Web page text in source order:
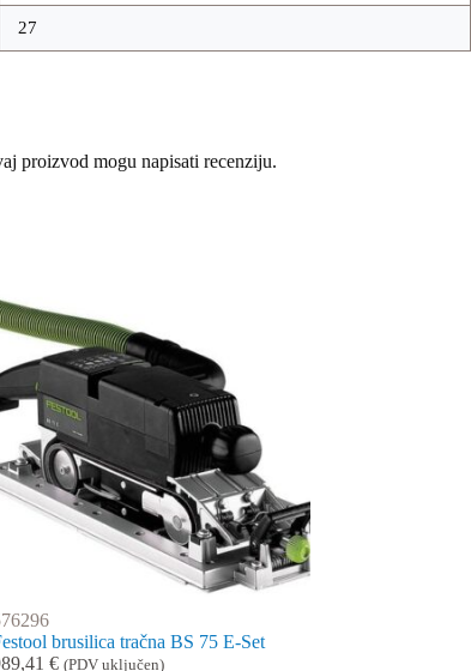
27
proizvod mogu napisati recenziju.
brusilica tračna BS 75 E-Set
€ (PDV uključen)